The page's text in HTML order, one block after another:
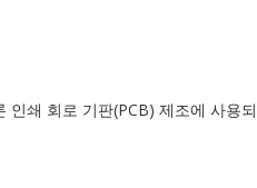
쇄 회로 기판(PCB) 제조에 사용